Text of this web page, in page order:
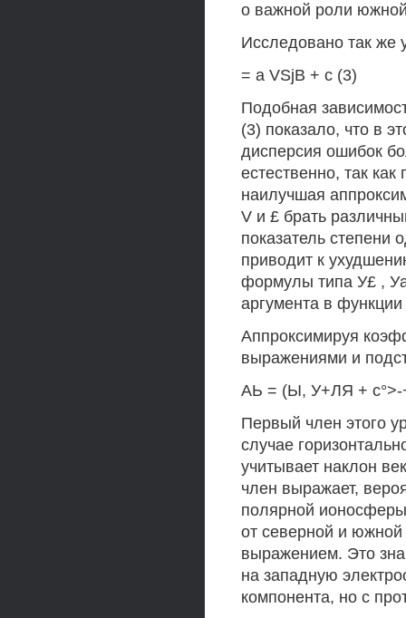
о важной роли
Исследовано так же
= a VSjB + с (3)
Подобная
(3) показало, что в
дисперсия ошибок
естественно, так
наилучшая
V и £ брать
показатель степени
приводит к
формулы типа У£ ,
аргумента в
Аппроксимируя
выражениями и
АЬ = (Ы, У+ЛЯ + с°>-
Первый член этого
случае
учитывает наклон
член выражает,
полярной
от северной и
выражением. Это
на западную
компонента, но с